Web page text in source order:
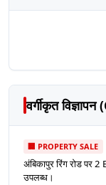
वर्गीकृत
🏢 PROPERTY SALE
अंबिकापुर रिंग रोड पर 2
उपलब्ध।